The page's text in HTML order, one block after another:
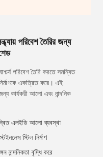
পরিবেশ তৈরির জন্য
পরিবেশ তৈরি করতে সমন্বিত
একত্রিত করে। এই
কার্যকরী আলো এবং নান্দনিক
এলইডি আলো ব্যবস্থা
স্টিল নির্মাণ
নান্দনিকতা বৃদ্ধি করে